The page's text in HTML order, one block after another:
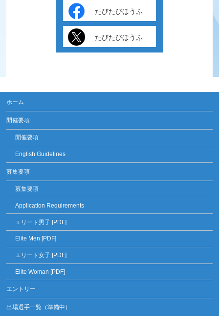
たびたびほうふ
たびたびほうふ
ホーム
開催要項
開催要項
English Guidelines
募集要項
募集要項
Application Requirements
エリート男子 [PDF]
Elite Men [PDF]
エリート女子 [PDF]
Elite Woman [PDF]
エントリー
出場選手一覧